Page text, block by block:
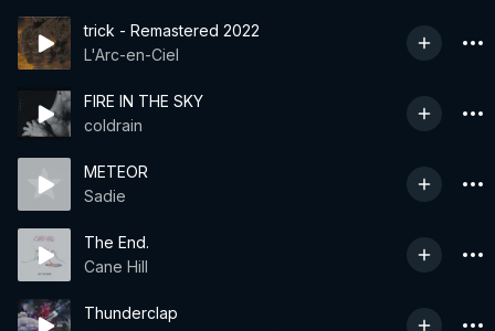
trick - Remastered 2022
L'Arc-en-Ciel
FIRE IN THE SKY
coldrain
METEOR
Sadie
The End.
Cane Hill
Thunderclap